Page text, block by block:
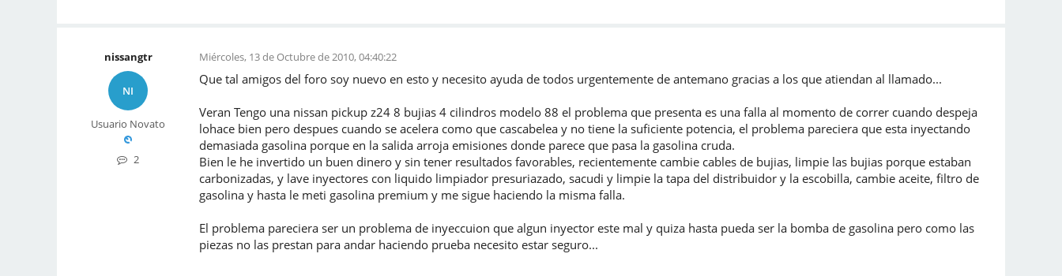
nissangtr
NI
Usuario Novato
2
Miércoles, 13 de Octubre de 2010, 04:40:22
Que tal amigos del foro soy nuevo en esto y necesito ayuda de todos urgentemente de antemano gracias a los que atiendan al llamado...
Veran Tengo una nissan pickup z24 8 bujias 4 cilindros modelo 88 el problema que presenta es una falla al momento de correr cuando despeja
lohace bien pero despues cuando se acelera como que cascabelea y no tiene la suficiente potencia, el problema pareciera que esta inyectando
demasiada gasolina porque en la salida arroja emisiones donde parece que pasa la gasolina cruda.
Bien le he invertido un buen dinero y sin tener resultados favorables, recientemente cambie cables de bujias, limpie las bujias porque estaban
carbonizadas, y lave inyectores con liquido limpiador presuriazado, sacudi y limpie la tapa del distribuidor y la escobilla, cambie aceite, filtro de
gasolina y hasta le meti gasolina premium y me sigue haciendo la misma falla.
El problema pareciera ser un problema de inyeccuion que algun inyector este mal y quiza hasta pueda ser la bomba de gasolina pero como las
piezas no las prestan para andar haciendo prueba necesito estar seguro...